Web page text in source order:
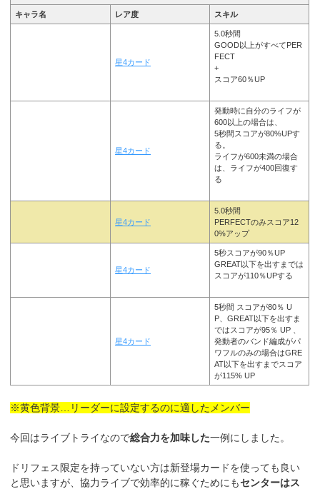
キャラ名 レア度 スキル
星4カード
5.0秒間
GOOD以上がすべてPER
FECT
+
スコア60％UP
星4カード
発動時に自分のライフが
600以上の場合は、
5秒間スコアが80%UPす
る。
ライフが600未満の場合
は、ライフが400回復す
る
星4カード
5.0秒間
PERFECTのみスコア12
0%アップ
星4カード
5秒スコアが90％UP
GREAT以下を出すまでは
スコアが110％UPする
星4カード
5秒間 スコアが80％ U
P、GREAT以下を出すま
ではスコアが95％ UP 、
発動者のバンド編成がパ
ワフルのみの場合はGRE
AT以下を出すまでスコア
が115% UP
※黄色背景…リーダーに設定するのに適したメンバー
今回はライブトライなので総合力を加味した一例にしました。
ドリフェス限定を持っていない方は新登場カードを使っても良い
と思いますが、協力ライブで効率的に稼ぐためにもセンターはス